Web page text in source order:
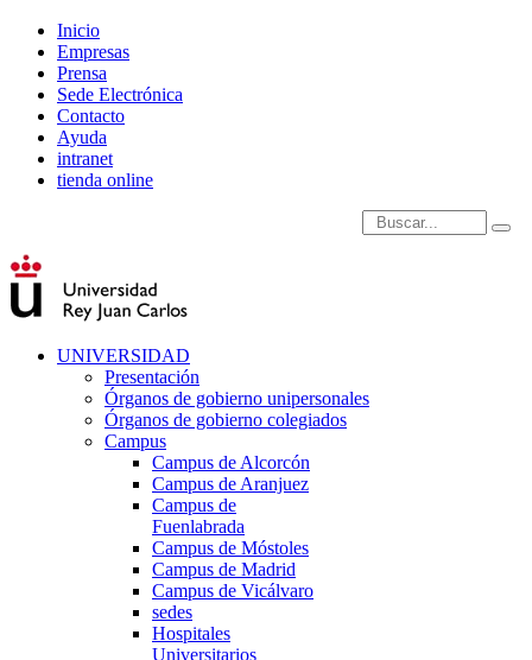
Inicio
Empresas
Prensa
Sede Electrónica
Contacto
Ayuda
intranet
tienda online
Introduce términos de
UNIVERSIDAD
Presentación
Órganos de gobierno unipersonales
Órganos de gobierno colegiados
Campus
Campus de Alcorcón
Campus de Aranjuez
Campus de
Fuenlabrada
Campus de Móstoles
Campus de Madrid
Campus de Vicálvaro
sedes
Hospitales
Universitarios